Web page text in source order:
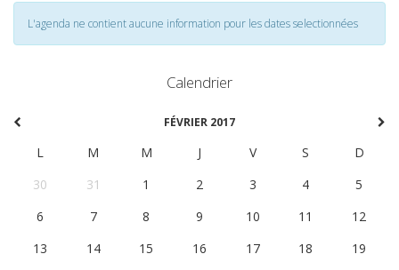
L'agenda ne contient aucune information pour les dates selectionnées
Calendrier
FÉVRIER 2017
L M M J V S
D
30
31 1 2 3 4
5
6
7 8 9 10 11
12
13
14 15 16 17 18
19